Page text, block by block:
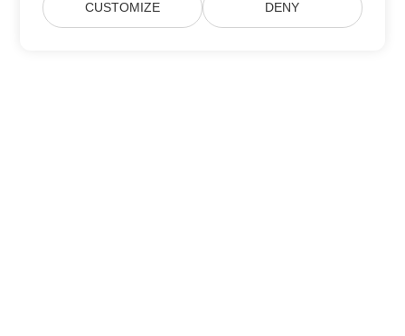
CUSTOMIZE DENY